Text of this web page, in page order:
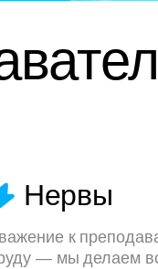
Нервы
к
— мы делаем